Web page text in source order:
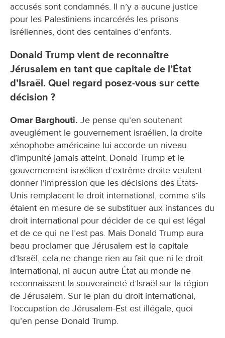
accusés sont condamnés. Il n’y a aucune justice
pour les Palestiniens incarcérés les prisons
isréliennes, dont des centaines d’enfants.
Donald Trump vient de reconnaître
Jérusalem en tant que capitale de l’État
d’Israël. Quel regard posez-vous sur cette
décision ?
Omar Barghouti. Je pense qu’en soutenant
aveuglément le gouvernement israélien, la droite
xénophobe américaine lui accorde un niveau
d’impunité jamais atteint. Donald Trump et le
gouvernement israélien d’extrême-droite veulent
donner l’impression que les décisions des États-
Unis remplacent le droit international, comme s’ils
étaient en mesure de se substituer aux instances du
droit international pour décider de ce qui est légal
et de ce qui ne l’est pas. Mais Donald Trump aura
beau proclamer que Jérusalem est la capitale
d’Israël, cela ne change rien au fait que ni le droit
international, ni aucun autre État au monde ne
reconnaissent la souveraineté d’Israël sur la région
de Jérusalem. Sur le plan du droit international,
l’occupation de Jérusalem-Est est illégale, quoi
qu’en pense Donald Trump.